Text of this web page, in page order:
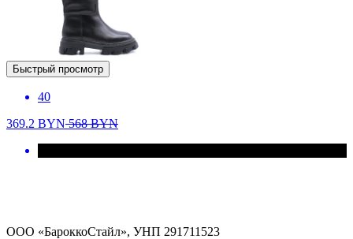
Быстрый просмотр
40
369.2 BYN568BYN
ООО «БароккоСтайл», УНП 291711523